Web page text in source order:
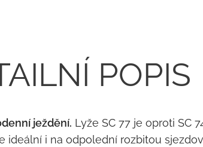
POPIS
ježdění. Lyže SC 77 je oproti SC
ideální i na odpolední rozbitou